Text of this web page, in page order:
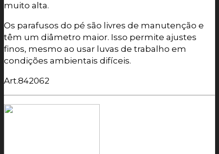
muito alta.
Os parafusos do pé são livres de manutenção e
têm um diâmetro maior. Isso permite ajustes
finos, mesmo ao usar luvas de trabalho em
condições ambientais difíceis.
Art.842062